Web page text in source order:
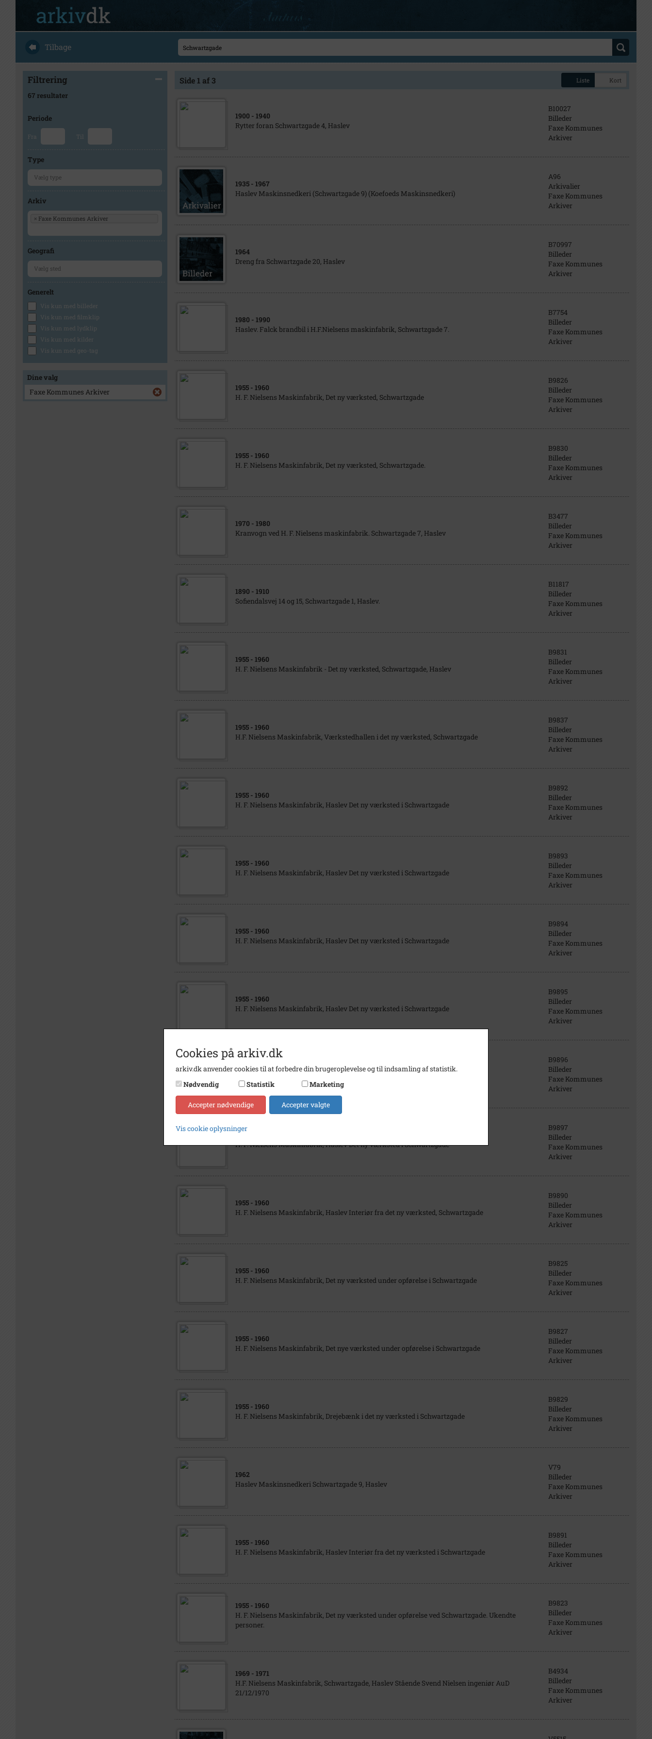
Tilbage
Filtrering
67 resultater
Periode
Fra Til
Type
Arkiv
× Faxe Kommunes Arkiver
Geografi
Generelt
Vis kun med billeder
Vis kun med filmklip
Vis kun med lydklip
Vis kun med kilder
Vis kun med geo-tag
Dine valg
Faxe Kommunes Arkiver
Side 1 af 3 Liste Kort
1900 - 1940
Rytter foran Schwartzgade 4, Haslev
B10027
Billeder
Faxe Kommunes
Arkiver
1935 - 1967
Haslev Maskinsnedkeri (Schwartzgade 9) (Koefoeds Maskinsnedkeri)
A96
Arkivalier
Faxe Kommunes
Arkiver
1964
Dreng fra Schwartzgade 20, Haslev
B70997
Billeder
Faxe Kommunes
Arkiver
1980 - 1990
Haslev. Falck brandbil i H.F.Nielsens maskinfabrik, Schwartzgade 7.
B7754
Billeder
Faxe Kommunes
Arkiver
1955 - 1960
H. F. Nielsens Maskinfabrik, Det ny værksted, Schwartzgade
B9826
Billeder
Faxe Kommunes
Arkiver
1955 - 1960
H. F. Nielsens Maskinfabrik, Det ny værksted, Schwartzgade.
B9830
Billeder
Faxe Kommunes
Arkiver
1970 - 1980
Kranvogn ved H. F. Nielsens maskinfabrik. Schwartzgade 7, Haslev
B3477
Billeder
Faxe Kommunes
Arkiver
1890 - 1910
Sofiendalsvej 14 og 15, Schwartzgade 1, Haslev.
B11817
Billeder
Faxe Kommunes
Arkiver
1955 - 1960
H. F. Nielsens Maskinfabrik - Det ny værksted, Schwartzgade, Haslev
B9831
Billeder
Faxe Kommunes
Arkiver
1955 - 1960
H.F. Nielsens Maskinfabrik, Værkstedhallen i det ny værksted, Schwartzgade
B9837
Billeder
Faxe Kommunes
Arkiver
1955 - 1960
H. F. Nielsens Maskinfabrik, Haslev Det ny værksted i Schwartzgade
B9892
Billeder
Faxe Kommunes
Arkiver
1955 - 1960
H. F. Nielsens Maskinfabrik, Haslev Det ny værksted i Schwartzgade
B9893
Billeder
Faxe Kommunes
Arkiver
1955 - 1960
H. F. Nielsens Maskinfabrik, Haslev Det ny værksted i Schwartzgade
B9894
Billeder
Faxe Kommunes
Arkiver
1955 - 1960
H. F. Nielsens Maskinfabrik, Haslev Det ny værksted i Schwartzgade
B9895
Billeder
Faxe Kommunes
Arkiver
1955- 1960
B9896
Billeder
Faxe Kommunes
Arkiver
1955
H. F. Nielsens Maskinfabrik, Haslev Det ny værksted i Schwartzgade
B9897
Billeder
Faxe Kommunes
Arkiver
1955 - 1960
H. F. Nielsens Maskinfabrik, Haslev Interiør fra det ny værksted, Schwartzgade
B9890
Billeder
Faxe Kommunes
Arkiver
1955 - 1960
H. F. Nielsens Maskinfabrik, Det ny værksted under opførelse i Schwartzgade
B9825
Billeder
Faxe Kommunes
Arkiver
1955 - 1960
H. F. Nielsens Maskinfabrik, Det nye værksted under opførelse i Schwartzgade
B9827
Billeder
Faxe Kommunes
Arkiver
1955 - 1960
H. F. Nielsens Maskinfabrik, Drejebænk i det ny værksted i Schwartzgade
B9829
Billeder
Faxe Kommunes
Arkiver
1962
Haslev Maskinsnedkeri Schwartzgade 9, Haslev
V79
Billeder
Faxe Kommunes
Arkiver
1955 - 1960
H. F. Nielsens Maskinfabrik, Haslev Interiør fra det ny værksted i Schwartzgade
B9891
Billeder
Faxe Kommunes
Arkiver
1955 - 1960
H. F. Nielsens Maskinfabrik, Det ny værksted under opførelse ved Schwartzgade. Ukendte
personer.
B9823
Billeder
Faxe Kommunes
Arkiver
1969 - 1971
H.F. Nielsens Maskinfabrik, Schwartzgade, Haslev Stående Svend Nielsen ingeniør AuD
21/12/1970
B4934
Billeder
Faxe Kommunes
Arkiver
Cookies på arkiv.dk
arkiv.dk anvender cookies til at forbedre din brugeroplevelse og til indsamling af statistik.
Nødvendig
Statistik Marketing
Accepter nødvendige Accepter valgte
Vis cookie oplysninger